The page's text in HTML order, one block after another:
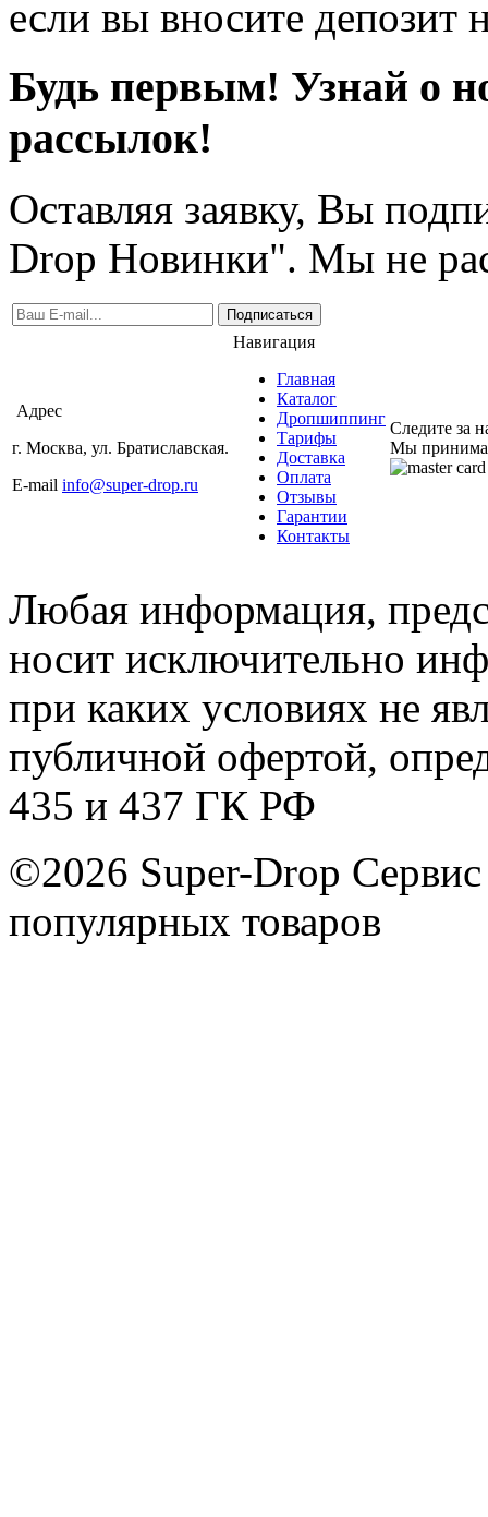
если вы вносите депозит
Будь первым! Узнай о
рассылок!
Оставляя заявку, Вы
Drop Новинки". Мы не
Подписаться
Адрес
г. Москва, ул. Братиславская.
E-mail info@super-drop.ru
Навигация
Главная
Каталог
Дропшиппинг
Тарифы
Доставка
Оплата
Отзывы
Гарантии
Контакты
Следите за
Мы
Любая информация,
носит исключительно
при каких условиях не
публичной офертой,
435 и 437 ГК РФ
©2026 Super-Drop
популярных товаров